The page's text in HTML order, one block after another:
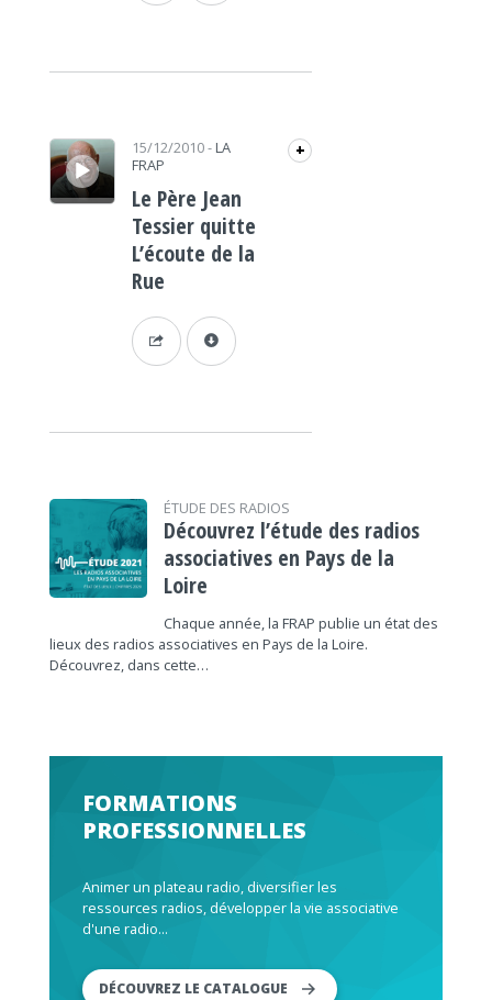
Lecteur audio 15/12/2010- LA
FRAP
+
Le Père Jean
Tessier quitte
L’écoute de la
Rue
ÉTUDE DES RADIOS
Découvrez l’étude des radios
associatives en Pays de la
Loire
Chaque année, la FRAP publie un état des
lieux des radios associatives en Pays de la Loire.
Découvrez, dans cette…
FORMATIONS
PROFESSIONNELLES
Animer un plateau radio, diversifier les
ressources radios, développer la vie associative
d'une radio...
DÉCOUVREZ LE CATALOGUE